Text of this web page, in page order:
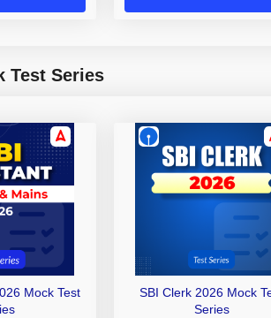
Test Series
Mock Test
SBI Clerk 2026 Mock
Series